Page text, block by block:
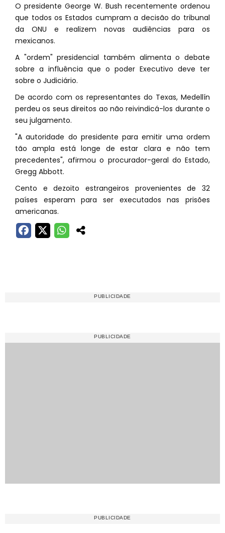
O presidente George W. Bush recentemente ordenou
que todos os Estados cumpram a decisão do tribunal
da ONU e realizem novas audiências para os
mexicanos.
A "ordem" presidencial também alimenta o debate
sobre a influência que o poder Executivo deve ter
sobre o Judiciário.
De acordo com os representantes do Texas, Medellín
perdeu os seus direitos ao não reivindicá-los durante o
seu julgamento.
"A autoridade do presidente para emitir uma ordem
tão ampla está longe de estar clara e não tem
precedentes", afirmou o procurador-geral do Estado,
Gregg Abbott.
Cento e dezoito estrangeiros provenientes de 32
países esperam para ser executados nas prisões
americanas.